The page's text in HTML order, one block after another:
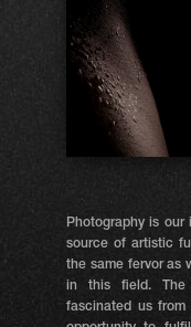
Photography is our
source of artistic
the same fervor as
in this field. The
fascinated us